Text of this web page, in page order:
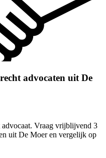
advocaten uit De
advocaat. Vraag vrijblijvend 3
uit De Moer en vergelijk op